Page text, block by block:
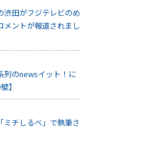
渋田がフジテレビのめ
メントが報道されまし
列のnewsイット！に
】
ミチしるべ」で執筆さ